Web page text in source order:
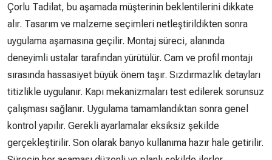
Çorlu Tadilat, bu aşamada müşterinin beklentilerini dikkate
alır. Tasarım ve malzeme seçimleri netleştirildikten sonra
uygulama aşamasına geçilir. Montaj süreci, alanında
deneyimli ustalar tarafından yürütülür. Cam ve profil montajı
sırasında hassasiyet büyük önem taşır. Sızdırmazlık detayları
titizlikle uygulanır. Kapı mekanizmaları test edilerek sorunsuz
çalışması sağlanır. Uygulama tamamlandıktan sonra genel
kontrol yapılır. Gerekli ayarlamalar eksiksiz şekilde
gerçekleştirilir. Son olarak banyo kullanıma hazır hale getirilir.